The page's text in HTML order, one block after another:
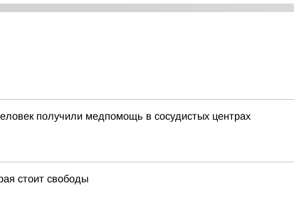
получили медпомощь в сосудистых центрах
стоит свободы